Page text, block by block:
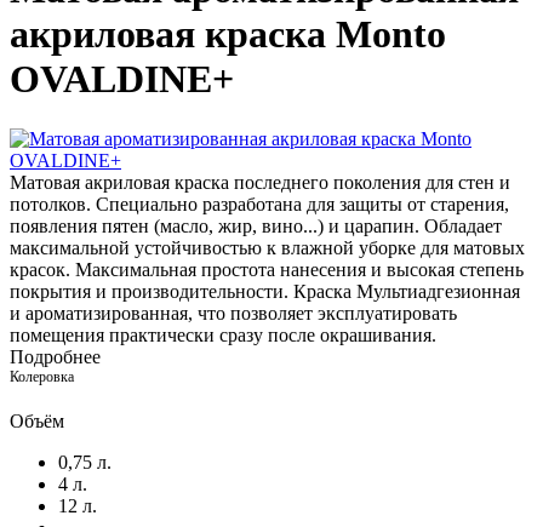
акриловая краска Monto
OVALDINE+
Матовая акриловая краска последнего поколения для стен и
потолков. Cпециально разработана для защиты от старения,
появления пятен (масло, жир, вино...) и царапин. Обладает
максимальной устойчивостью к влажной уборке для матовых
красок. Максимальная простота нанесения и высокая степень
покрытия и производительности. Краска Мультиадгезионная
и ароматизированная, что позволяет эксплуатировать
помещения практически сразу после окрашивания.
Подробнее
Колеровка
Объём
0,75 л.
4 л.
12 л.